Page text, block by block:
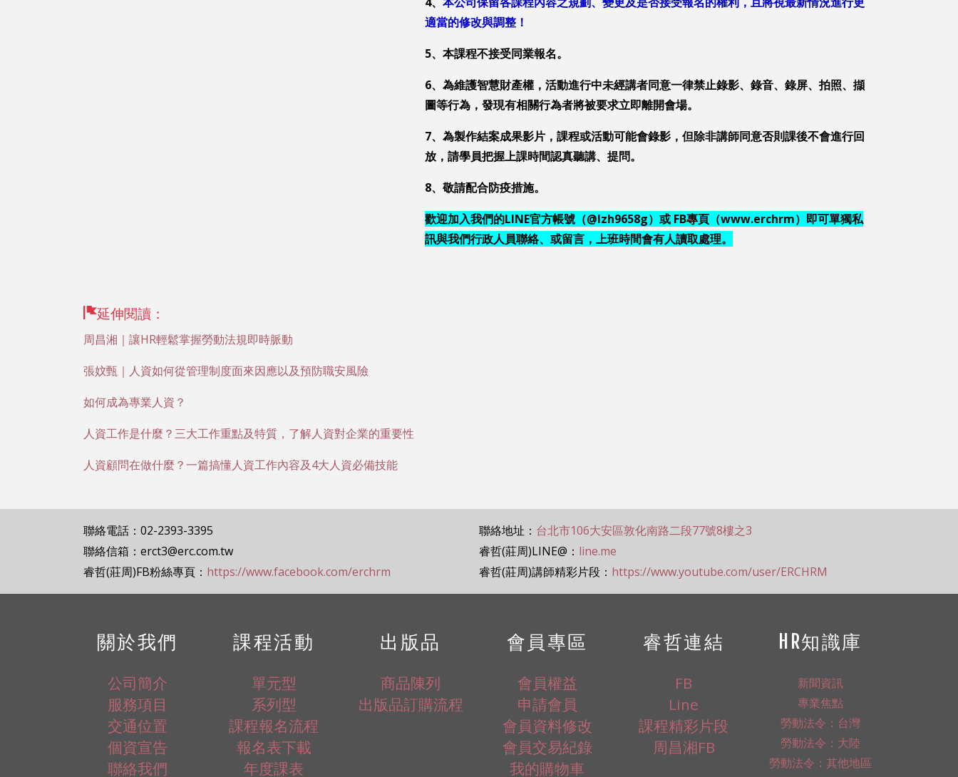
適當的修改與調整！
5、本課程不接受同業報名。
6、為維護智慧財產權，活動進行中未經講者同意一律禁止錄影、錄音、錄屏、拍照、擷
圖等行為，發現有相關行為者將被要求立即離開會場。
7、為製作結案成果影片，課程或活動可能會錄影，但除非講師同意否則課後不會進行回
放，請學員把握上課時間認真聽講、提問。
8、敬請配合防疫措施。
歡迎加入我們的LINE官方帳號（@lzh9658g）或 FB專頁（www.erchrm）即可單獨私
訊與我們行政人員聯絡、或留言，上班時間會有人讀取處理。
延伸閱讀：
周昌湘｜讓HR輕鬆掌握勞動法規即時脈動
張妏甄｜人資如何從管理制度面來因應以及預防職安風險
如何成為專業人資？
人資工作是什麼？三大工作重點及特質，了解人資對企業的重要性
人資顧問在做什麼？一篇搞懂人資工作內容及4大人資必備技能
聯絡電話：02-2393-3395 聯絡地址： 台北市106大安區敦化南路二段77號8樓之3
聯絡信箱：erct3@erc.com.tw
睿哲(莊周)LINE@： line.me
睿哲(莊周)FB粉絲專頁： https://www.facebook.com/erchrm 睿哲(莊周)講師精彩片段： https://www.youtube.com/user/ERCHRM
關於我們
公司簡介
服務項目
交通位置
個資宣告
聯絡我們
課程活動
單元型
系列型
課程報名流程
報名表下載
年度課表
出版品
商品陳列
出版品訂購流程
會員專區
會員權益
申請會員
會員資料修改
會員交易紀錄
我的購物車
睿哲連結
FB
Line
課程精彩片段
周昌湘FB
HR知識庫
新聞資訊
專業焦點
勞動法令：台灣
勞動法令：大陸
勞動法令：其他地區